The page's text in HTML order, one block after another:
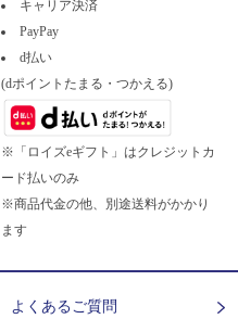
キャリア決済
PayPay
d払い
(dポイントたまる・つかえる)
※「ロイズeギフト」はクレジットカ
ード払いのみ
※商品代金の他、別途送料がかかり
ます
よくあるご質問